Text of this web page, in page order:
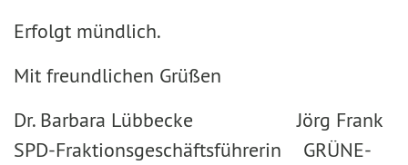
Erfolgt mündlich.
Mit freundlichen Grüßen
Dr. Barbara Lübbecke Jörg Frank
SPD-Fraktionsgeschäftsführerin GRÜNE-